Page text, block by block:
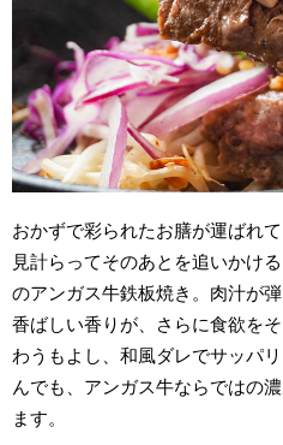
おかずで彩られたお膳が運ばれ
見計らってそのあとを追いかけ
のアンガス牛鉄板焼き。肉汁が
香ばしい香りが、さらに食欲を
わうもよし、和風ダレでサッパ
んでも、アンガス牛ならではの
ます。